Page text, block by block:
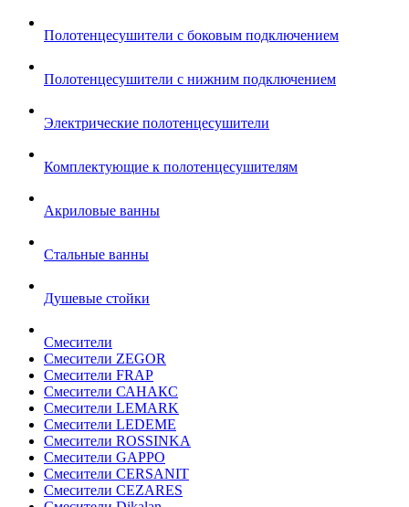
Полотенцесушители с боковым подключением
Полотенцесушители с нижним подключением
Электрические полотенцесушители
Комплектующие к полотенцесушителям
Акриловые ванны
Стальные ванны
Душевые стойки
Смесители
Смесители ZEGOR
Смесители FRAP
Смесители САНАКС
Смесители LEMARK
Смесители LEDEME
Смесители ROSSINKA
Смесители GAPPO
Смесители CERSANIT
Смесители CEZARES